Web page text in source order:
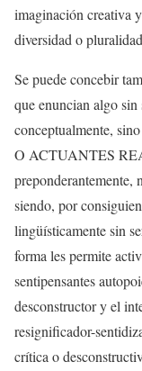
imaginación creativa
diversidad o
Se puede concebir
que enuncian algo
conceptualmente,
O ACTUANTES
preponderantemente,
siendo, por
lingüísticamente sin
forma les permite
sentipensantes
desconstructor y el
resignificador-
crítica o